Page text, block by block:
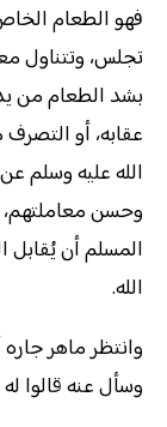
فهو الطعام
تجلس، وتتناول
بشد الطعام من
عقابه، أو
الله عليه وسلم
وحسن معاملتهم،
المسلم أن
الله.
وانتظر ماهر
وسأل عنه قالوا